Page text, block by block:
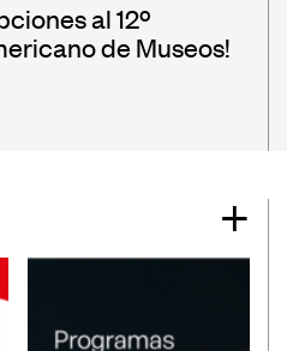
de
al 12º
de Museos!
+